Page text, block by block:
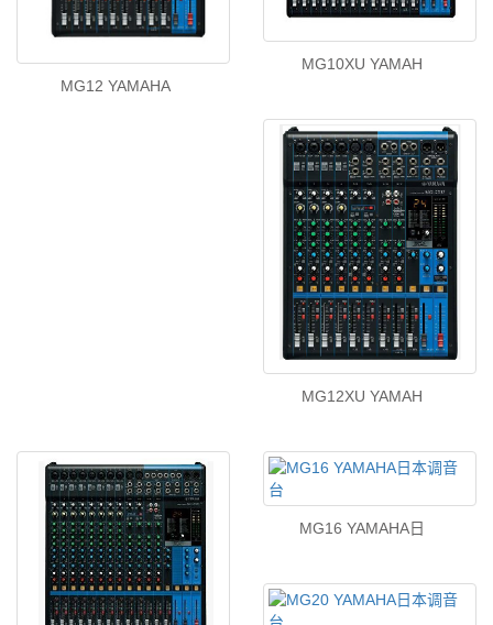
MG12 YAMAHA
MG10XU YAMAH
MG12XU YAMAH
MG16 YAMAHA日